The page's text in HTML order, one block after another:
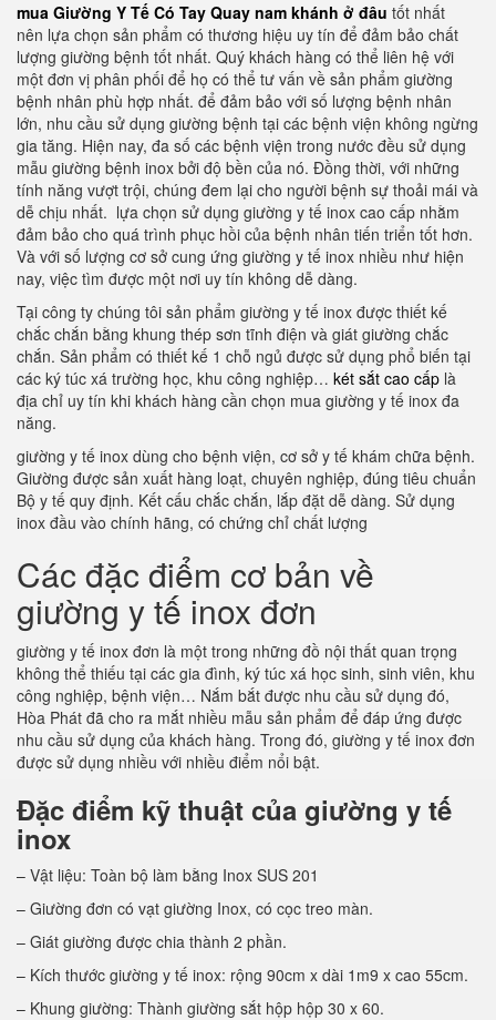
mua Giường Y Tế Có Tay Quay nam khánh ở đâu tốt nhất
nên lựa chọn sản phẩm có thương hiệu uy tín để đảm bảo chất
lượng giường bệnh tốt nhất. Quý khách hàng có thể liên hệ với
một đơn vị phân phối để họ có thể tư vấn về sản phẩm giường
bệnh nhân phù hợp nhất. để đảm bảo với số lượng bệnh nhân
lớn, nhu cầu sử dụng giường bệnh tại các bệnh viện không ngừng
gia tăng. Hiện nay, đa số các bệnh viện trong nước đều sử dụng
mẫu giường bệnh inox bởi độ bền của nó. Đồng thời, với những
tính năng vượt trội, chúng đem lại cho người bệnh sự thoải mái và
dễ chịu nhất. lựa chọn sử dụng giường y tế inox cao cấp nhằm
đảm bảo cho quá trình phục hồi của bệnh nhân tiến triển tốt hơn.
Và với số lượng cơ sở cung ứng giường y tế inox nhiều như hiện
nay, việc tìm được một nơi uy tín không dễ dàng.
Tại công ty chúng tôi sản phẩm giường y tế inox được thiết kế
chắc chắn bằng khung thép sơn tĩnh điện và giát giường chắc
chắn. Sản phẩm có thiết kế 1 chỗ ngủ được sử dụng phổ biến tại
các ký túc xá trường học, khu công nghiệp… két sắt cao cấp là
địa chỉ uy tín khi khách hàng cần chọn mua giường y tế inox đa
năng.
giường y tế inox dùng cho bệnh viện, cơ sở y tế khám chữa bệnh.
Giường được sản xuất hàng loạt, chuyên nghiệp, đúng tiêu chuẩn
Bộ y tế quy định. Kết cấu chắc chắn, lắp đặt dễ dàng. Sử dụng
inox đầu vào chính hãng, có chứng chỉ chất lượng
Các đặc điểm cơ bản về
giường y tế inox đơn
giường y tế inox đơn là một trong những đồ nội thất quan trọng
không thể thiếu tại các gia đình, ký túc xá học sinh, sinh viên, khu
công nghiệp, bệnh viện… Nắm bắt được nhu cầu sử dụng đó,
Hòa Phát đã cho ra mắt nhiều mẫu sản phẩm để đáp ứng được
nhu cầu sử dụng của khách hàng. Trong đó, giường y tế inox đơn
được sử dụng nhiều với nhiều điểm nổi bật.
Đặc điểm kỹ thuật của giường y tế
inox
– Vật liệu: Toàn bộ làm bằng Inox SUS 201
– Giường đơn có vạt giường Inox, có cọc treo màn.
– Giát giường được chia thành 2 phần.
– Kích thước giường y tế inox: rộng 90cm x dài 1m9 x cao 55cm.
– Khung giường: Thành giường sắt hộp hộp 30 x 60.